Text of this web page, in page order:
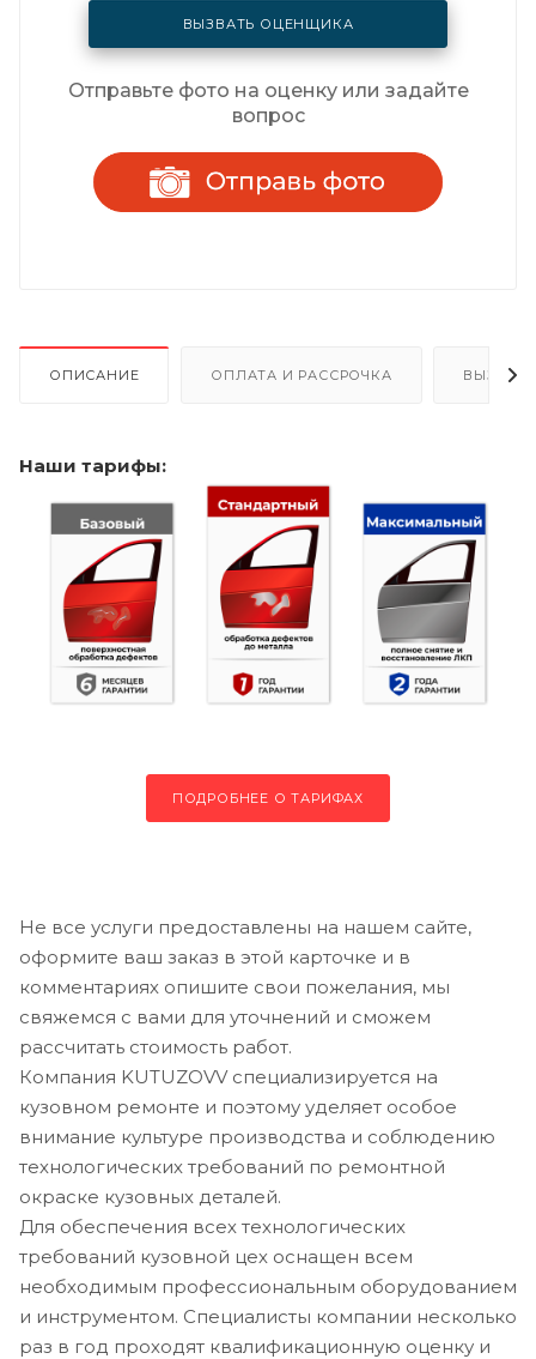
ВЫЗВАТЬ ОЦЕНЩИКА
Отправьте фото на оценку или задайте
вопрос
ОПИСАНИЕ ОПЛАТА И РАССРОЧКА ВЫЗОВ
Наши тарифы:
ПОДРОБНЕЕ О ТАРИФАХ
Не все услуги предоставлены на нашем сайте,
оформите ваш заказ в этой карточке и в
комментариях опишите свои пожелания, мы
свяжемся с вами для уточнений и сможем
рассчитать стоимость работ.
Компания KUTUZOVV специализируется на
кузовном ремонте и поэтому уделяет особое
внимание культуре производства и соблюдению
технологических требований по ремонтной
окраске кузовных деталей.
Для обеспечения всех технологических
требований кузовной цех оснащен всем
необходимым профессиональным оборудованием
и инструментом. Специалисты компании несколько
раз в год проходят квалификационную оценку и